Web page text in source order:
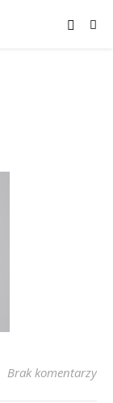
Brak komentarzy